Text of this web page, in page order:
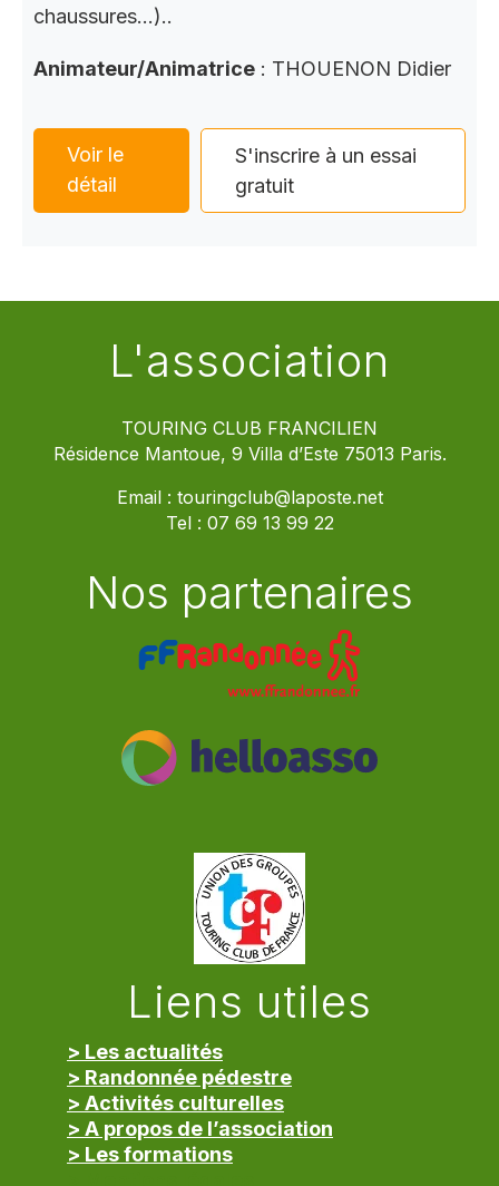
chaussures…)..
Animateur/Animatrice : THOUENON Didier
Voir le
détail
S'inscrire à un essai
gratuit
L'association
TOURING CLUB FRANCILIEN
Résidence Mantoue, 9 Villa d’Este 75013 Paris.
Email : touringclub@laposte.net
Tel : 07 69 13 99 22
Nos partenaires
Liens utiles
> Les actualités
> Randonnée pédestre
> Activités culturelles
> A propos de l’association
> Les formations